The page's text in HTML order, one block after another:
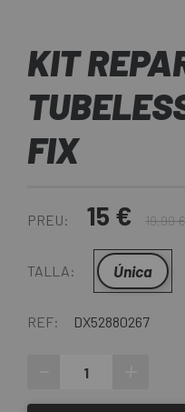
KIT
FIX
PREU: 15 € 19,99 €
TALLA: Única
REF: DX52880267